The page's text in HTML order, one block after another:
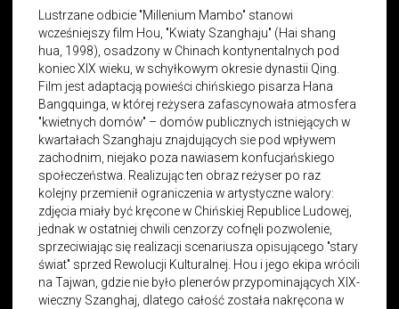
Lustrzane odbicie "Millenium Mambo" stanowi
wcześniejszy film Hou, "Kwiaty Szanghaju" (Hai shang
hua, 1998), osadzony w Chinach kontynentalnych pod
koniec XIX wieku, w schyłkowym okresie dynastii Qing.
Film jest adaptacją powieści chińskiego pisarza Hana
Bangquinga, w której reżysera zafascynowała atmosfera
"kwietnych domów" – domów publicznych istniejących w
kwartałach Szanghaju znajdujących sie pod wpływem
zachodnim, niejako poza nawiasem konfucjańskiego
społeczeństwa. Realizując ten obraz reżyser po raz
kolejny przemienił ograniczenia w artystyczne walory:
zdjęcia miały być kręcone w Chińskiej Republice Ludowej,
jednak w ostatniej chwili cenzorzy cofnęli pozwolenie,
sprzeciwiając się realizacji scenariusza opisującego "stary
świat" sprzed Rewolucji Kulturalnej. Hou i jego ekipa wrócili
na Tajwan, gdzie nie było plenerów przypominających XIX-
wieczny Szanghaj, dlatego całość została nakręcona w